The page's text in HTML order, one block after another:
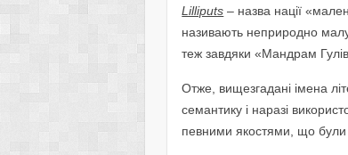
Lilliputs – назва нації
називають неприродно
теж завдяки «Мандрам
Отже, вищезгадані імена
семантику і наразі
певними якостями, що